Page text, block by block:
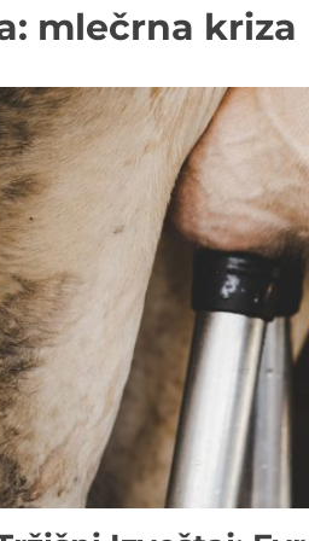
mlečrna kriza